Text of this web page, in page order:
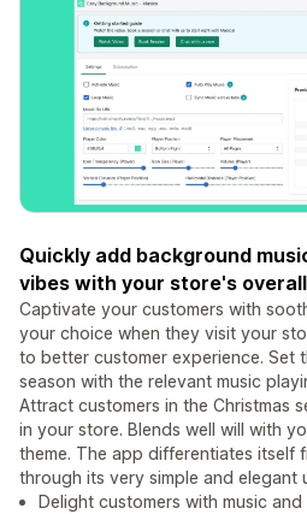
Quickly add background
vibes with your store's
Captivate your customers with
your choice when they visit your
to better customer experience. Set
season with the relevant music
Attract customers in the Christmas
in your store. Blends well will with
theme. The app differentiates itself
through its very simple and elegant
Delight customers with music and